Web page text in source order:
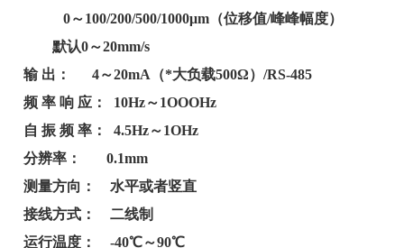
0～100/200/500/1000μm（位移值/峰峰幅度）
默认0～20mm/s
输 出： 4～20mA（*大负载500Ω）/RS-485
频 率 响 应： 10Hz～1OOOHz
自 振 频 率： 4.5Hz～1OHz
分辨率： 0.1mm
测量方向： 水平或者竖直
接线方式： 二线制
运行温度： -40℃～90℃